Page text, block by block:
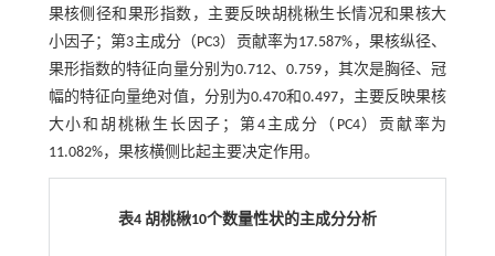
果核侧径和果形指数，主要反映胡桃楸生长情况和果核大
小因子；第3主成分（PC3）贡献率为17.587%，果核纵径、
果形指数的特征向量分别为0.712、0.759，其次是胸径、冠
幅的特征向量绝对值，分别为0.470和0.497，主要反映果核
大小和胡桃楸生长因子；第4主成分（PC4）贡献率为
11.082%，果核横侧比起主要决定作用。
表4 胡桃楸10个数量性状的主成分分析